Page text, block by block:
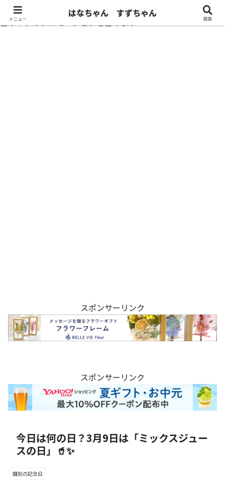
当サイトはプロモーションを含みます
スポンサーリンク
スポンサーリンク
今日は何の日？3月9日は「ミックスジュー
スの日」🥤✨
個別の記念日
メニュー
はなちゃん すずちゃん
検索